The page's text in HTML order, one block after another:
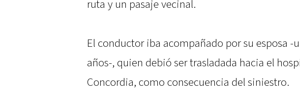
ruta y un pasaje vecinal.
El conductor iba acompañado por su esposa -
años-, quien debió ser trasladada hacia el
Concordia, como consecuencia del siniestro.